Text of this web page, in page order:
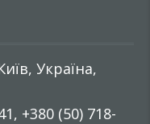
Україна,
+380 (50) 718-